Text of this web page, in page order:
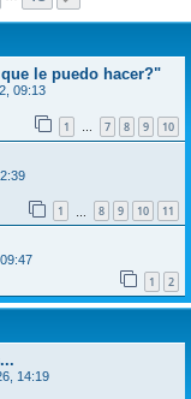
le puedo hacer?"
09:13
1 … 7 8 9 10
1 8 9 10 11
1 2
14:19